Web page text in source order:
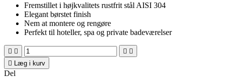
Fremstillet i højkvalitets rustfrit stål AISI 304
Elegant børstet finish
Nem at montere og rengøre
Perfekt til hoteller, spa og private badeværelser
   

Læg i kurv
Del